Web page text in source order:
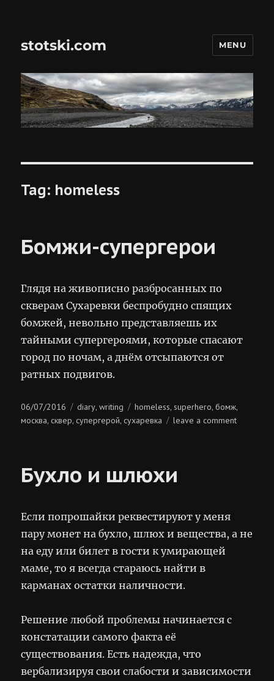
stotski.com MENU
Tag: homeless
Бомжи-супергерои
Глядя на живописно разбросанных по
скверам Сухаревки беспробудно спящих
бомжей, невольно представляешь их
тайными супергероями, которые спасают
город по ночам, а днём отсыпаются от
ратных подвигов.
Posted
on
06/07/2016 Categories
diary,writing Tags
homeless, superhero,бомж,
москва,сквер,супергерой,сухаревка leave a commenton
Бухло и шлюхи
Если попрошайки реквестируют у меня
пару монет на бухло, шлюх и вещества, а не
на еду или билет в гости к умирающей
маме, то я всегда стараюсь найти в
карманах остатки наличности.
Решение любой проблемы начинается с
констатации самого факта её
существования. Есть надежда, что
вербализируя свои слабости и зависимости